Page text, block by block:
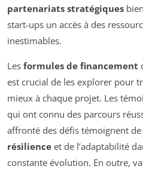
partenariats stratégiques
start-ups un accès à des
inestimables.
Les formules de financement
est crucial de les explorer pour
mieux à chaque projet. Les
qui ont connu des parcours
affronté des défis témoignent de
résilience et de l’adaptabilité
constante évolution. En outre,